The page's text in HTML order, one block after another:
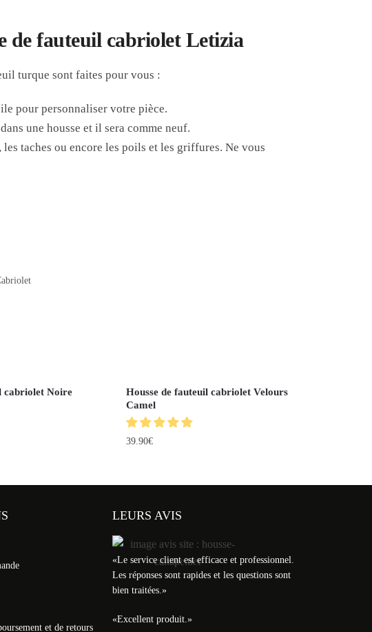
de fauteuil cabriolet Letizia
turque sont faites pour vous :
pour personnaliser votre pièce.
une housse et il sera comme neuf.
taches ou encore les poils et les griffures. Ne vous
cabriolet Noire
Housse de fauteuil cabriolet Velours
Camel
39.90€
et de retours
LEURS AVIS
«Le service client est efficace et professionnel.
Les réponses sont rapides et les questions sont
bien traitées.»
«Excellent produit.»